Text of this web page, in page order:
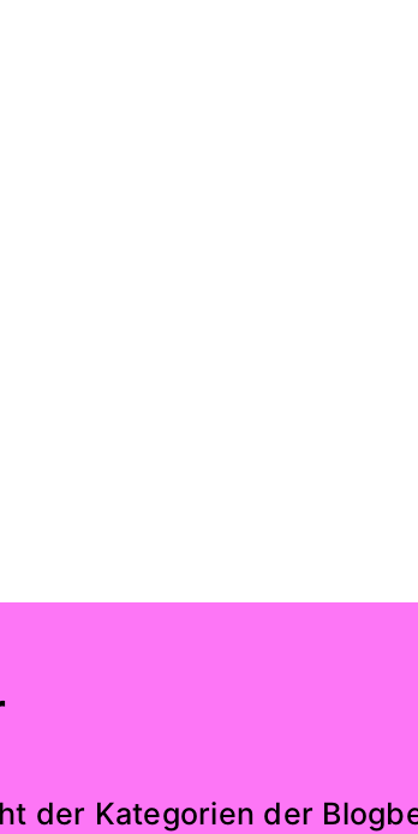
der Kategorien der